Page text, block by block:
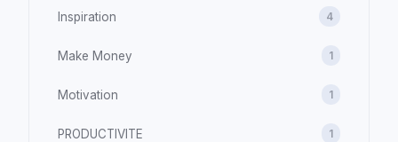
Inspiration 4
Make Money 1
Motivation 1
PRODUCTIVITE 1